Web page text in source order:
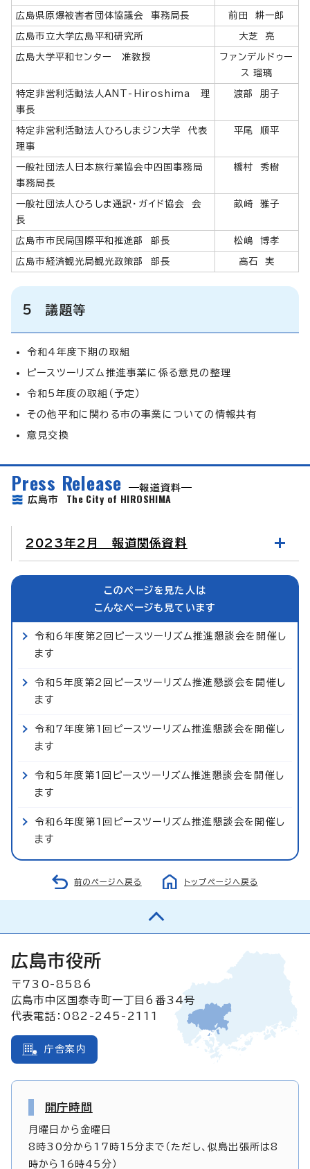
広島県原爆被害者団体協議会 事務局長 前田 耕一郎
広島市立大学広島平和研究所 大芝 亮
広島大学平和センター 准教授
ファンデルドゥー
ス 瑠璃
特定非営利活動法人ANT-Hiroshima 理
事長
渡部 朋子
特定非営利活動法人ひろしまジン大学 代表
理事
平尾 順平
一般社団法人日本旅行業協会中四国事務局
事務局長
橋村 秀樹
一般社団法人ひろしま通訳・ガイド協会 会
長
畝崎 雅子
広島市市民局国際平和推進部 部長 松嶋 博孝
広島市経済観光局観光政策部 部長 高石 実
5 議題等
令和4年度下期の取組
ピースツーリズム推進事業に係る意見の整理
令和5年度の取組（予定）
その他平和に関わる市の事業についての情報共有
意見交換
Press Release
報道資料
広島市 The City of HIROSHIMA
2023年2月 報道関係資料
このページを見た人は
こんなページも見ています
令和6年度第2回ピースツーリズム推進懇談会を開催し
ます
令和5年度第2回ピースツーリズム推進懇談会を開催し
ます
令和7年度第1回ピースツーリズム推進懇談会を開催し
ます
令和5年度第1回ピースツーリズム推進懇談会を開催し
ます
令和6年度第1回ピースツーリズム推進懇談会を開催し
ます
前のページへ戻る トップページへ戻る
広島市役所
〒730-8586
広島市中区国泰寺町一丁目6番34号
代表電話：082-245-2111
庁舎案内
開庁時間
月曜日から金曜日
8時30分から17時15分まで（ただし、似島出張所は8
時から16時45分）